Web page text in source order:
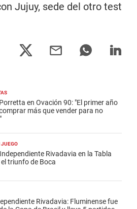
Jujuy, sede del otro test
en Ovación 90: "El primer año
más que vender para no
JUEGO
Rivadavia en la Tabla
triunfo de Boca
Rivadavia: Fluminense fue